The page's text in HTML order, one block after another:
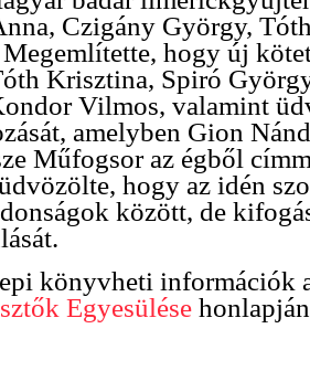
Czigány György,
Megemlítette, hogy új
Krisztina, Spiró
Vilmos, valamint
amelyben Gion
Műfogsor az égből
hogy az idén
között, de
könyvheti információk
Egyesülése honlapján